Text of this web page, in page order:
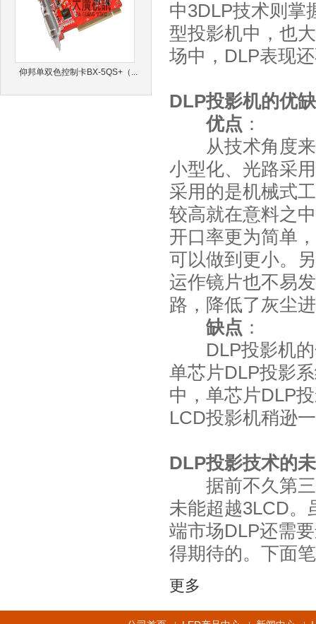
仰邦单双色控制卡BX-5QS+（...
中3DLP技术则掌
型投影机中，也
场中，DLP表现
DLP投影机的优
优点 ：
从技术角度来
小型化、光路采
采用的是机械式
较高就在意料之
开口率更为简单
可以做到更小。
运作镜片也不易
路，降低了灰尘
缺点 ：
DLP投影机的
单芯片DLP投影
中，单芯片DLP
LCD投影机稍逊
DLP投影技术的
据前不久第三
未能超越3LCD。
端市场DLP还需
得期待的。下面
更多